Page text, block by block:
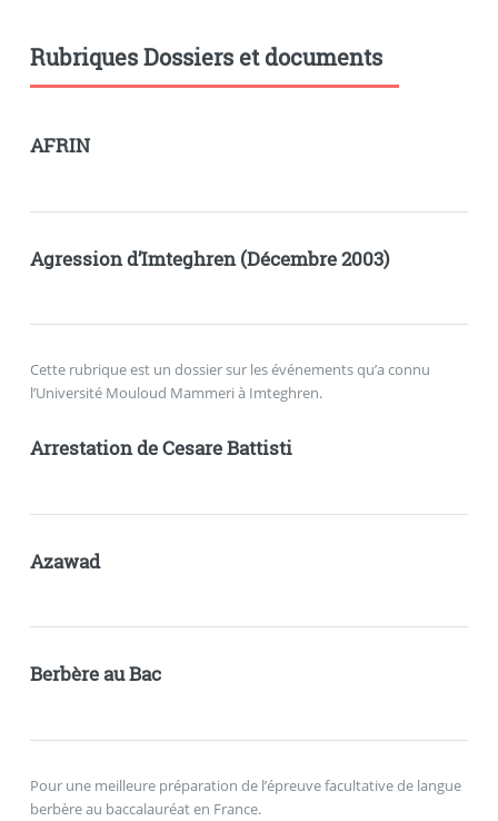
Rubriques Dossiers et documents
AFRIN
Agression d’Imteghren (Décembre 2003)
Cette rubrique est un dossier sur les événements qu’a connu
l’Université Mouloud Mammeri à Imteghren.
Arrestation de Cesare Battisti
Azawad
Berbère au Bac
Pour une meilleure préparation de l’épreuve facultative de langue
berbère au baccalauréat en France.